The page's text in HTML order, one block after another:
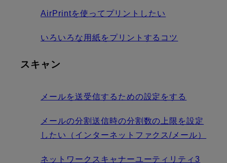
AirPrintを使ってプリントしたい
いろいろな用紙をプリントするコツ
スキャン
メールを送受信するための設定をする
メールの分割送信時の分割数の上限を設定
したい（インターネットファクス/メール）
ネットワークスキャナーユーティリティ3